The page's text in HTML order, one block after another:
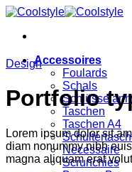
Zum
springen
Accessoires
Foulards
Schals
Taschen
Taschen A4
Necessaire
Scrunchies
Design
Portfolio
Lorem ipsum dolor sit
diam nonummy nibh
magna aliquam erat